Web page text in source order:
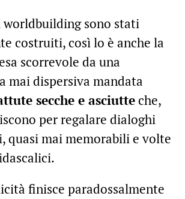
worldbuilding sono stati
costruiti, così lo è anche la
scorrevole da una
mai dispersiva mandata
secche e asciutteche,
per regalare dialoghi
quasi mai memorabili e volte
finisce paradossalmente